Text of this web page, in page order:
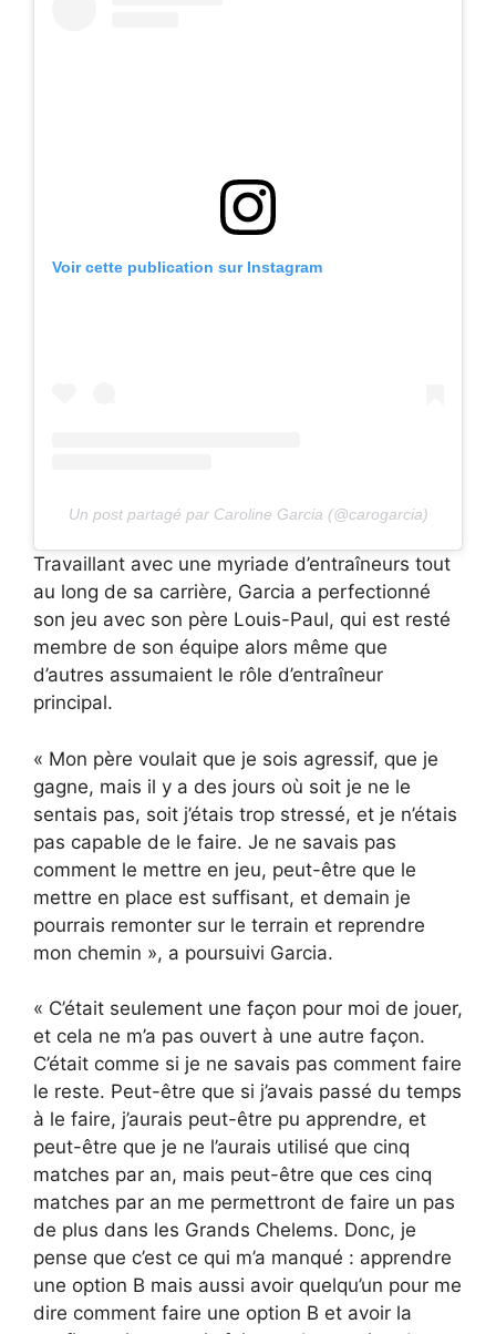
Voir cette publication sur Instagram
Un post partagé par Caroline Garcia (@carogarcia)
Travaillant avec une myriade d’entraîneurs tout
au long de sa carrière, Garcia a perfectionné
son jeu avec son père Louis-Paul, qui est resté
membre de son équipe alors même que
d’autres assumaient le rôle d’entraîneur
principal.
« Mon père voulait que je sois agressif, que je
gagne, mais il y a des jours où soit je ne le
sentais pas, soit j’étais trop stressé, et je n’étais
pas capable de le faire. Je ne savais pas
comment le mettre en jeu, peut-être que le
mettre en place est suffisant, et demain je
pourrais remonter sur le terrain et reprendre
mon chemin », a poursuivi Garcia.
« C’était seulement une façon pour moi de jouer,
et cela ne m’a pas ouvert à une autre façon.
C’était comme si je ne savais pas comment faire
le reste. Peut-être que si j’avais passé du temps
à le faire, j’aurais peut-être pu apprendre, et
peut-être que je ne l’aurais utilisé que cinq
matches par an, mais peut-être que ces cinq
matches par an me permettront de faire un pas
de plus dans les Grands Chelems. Donc, je
pense que c’est ce qui m’a manqué : apprendre
une option B mais aussi avoir quelqu’un pour me
dire comment faire une option B et avoir la